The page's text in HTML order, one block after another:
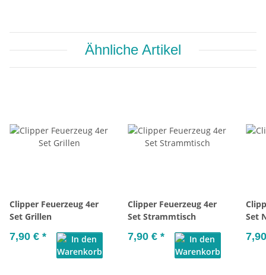
Ähnliche Artikel
Clipper Feuerzeug 4er
Set Grillen
7,90 € *
Clipper Feuerzeug 4er
Set Strammtisch
7,90 € *
Set